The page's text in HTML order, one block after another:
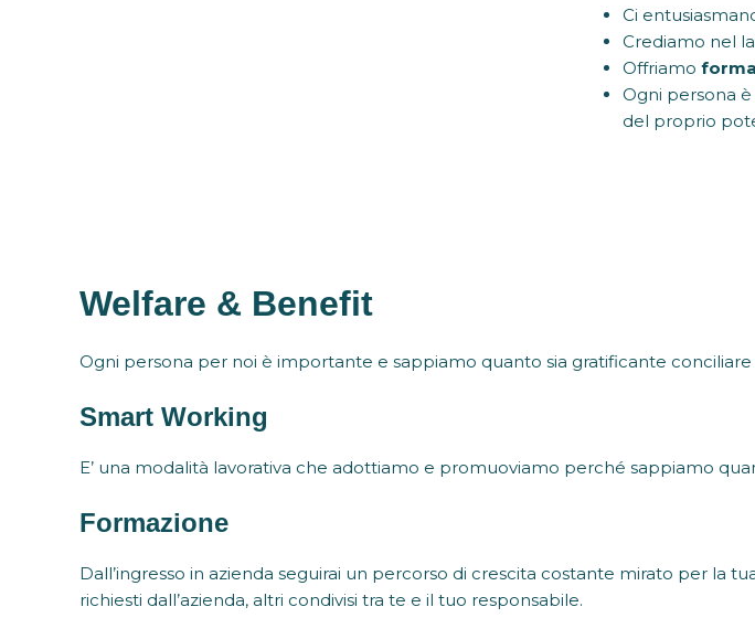
Ci
Crediamo nel
Offriamo
Ogni persona è
del proprio
Welfare & Benefit
Ogni persona per noi è importante e sappiamo quanto sia gratificante
Smart Working
E’ una modalità lavorativa che adottiamo e promuoviamo perché sappiamo
Formazione
Dall’ingresso in azienda seguirai un percorso di crescita costante mirato per la
richiesti dall’azienda, altri condivisi tra te e il tuo responsabile.